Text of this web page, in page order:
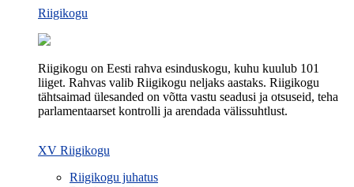
Riigikogu
Riigikogu on Eesti rahva esinduskogu, kuhu kuulub 101
liiget. Rahvas valib Riigikogu neljaks aastaks. Riigikogu
tähtsaimad ülesanded on võtta vastu seadusi ja otsuseid, teha
parlamentaarset kontrolli ja arendada välissuhtlust.
XV Riigikogu
Riigikogu juhatus